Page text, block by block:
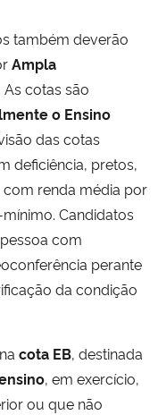
também deverão
Ampla
. As cotas são
o Ensino
das cotas
deficiência, pretos,
renda média por
Candidatos
com
perante
da condição
cota EB, destinada
, em exercício,
ou que não